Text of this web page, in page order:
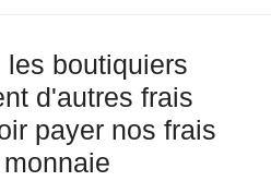
les boutiquiers
d'autres frais
payer nos frais